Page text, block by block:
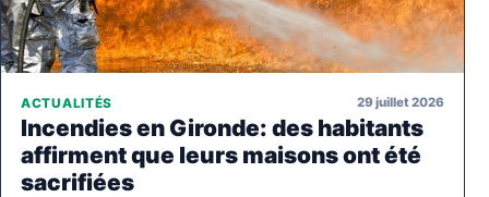
ACTUALITÉS 29 juillet 2026
Incendies en Gironde: des habitants
affirment que leurs maisons ont été
sacrifiées